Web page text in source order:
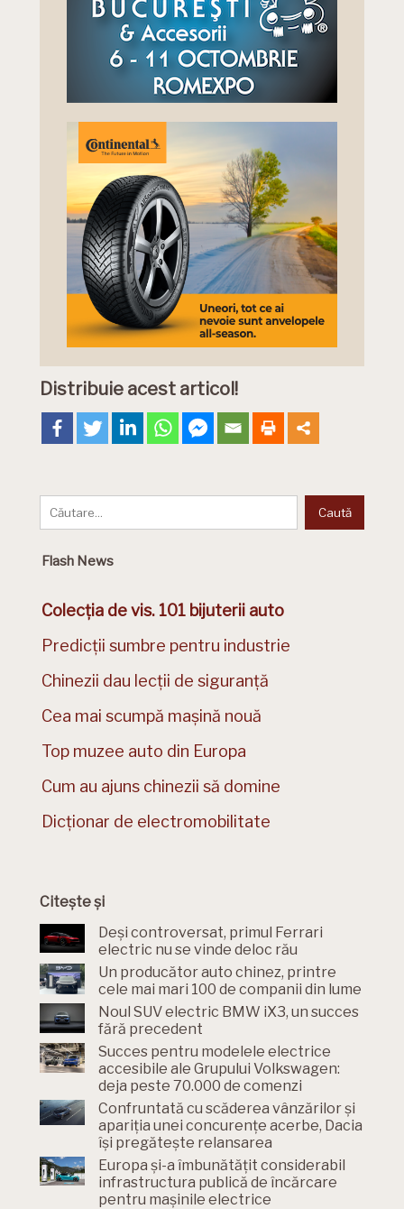
Distribuie acest articol!
Flash News
Colecția de vis. 101 bijuterii auto
Predicții sumbre pentru industrie
Chinezii dau lecții de siguranță
Cea mai scumpă mașină nouă
Top muzee auto din Europa
Cum au ajuns chinezii să domine
Dicționar de electromobilitate
Citește și
Deși controversat, primul Ferrari
electric nu se vinde deloc rău
Un producător auto chinez, printre
cele mai mari 100 de companii din lume
Noul SUV electric BMW iX3, un succes
fără precedent
Succes pentru modelele electrice
accesibile ale Grupului Volkswagen:
deja peste 70.000 de comenzi
Confruntată cu scăderea vânzărilor și
apariția unei concurențe acerbe, Dacia
își pregătește relansarea
Europa și-a îmbunătățit considerabil
infrastructura publică de încărcare
pentru mașinile electrice